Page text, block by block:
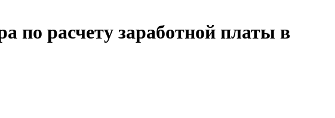
по расчету заработной платы в